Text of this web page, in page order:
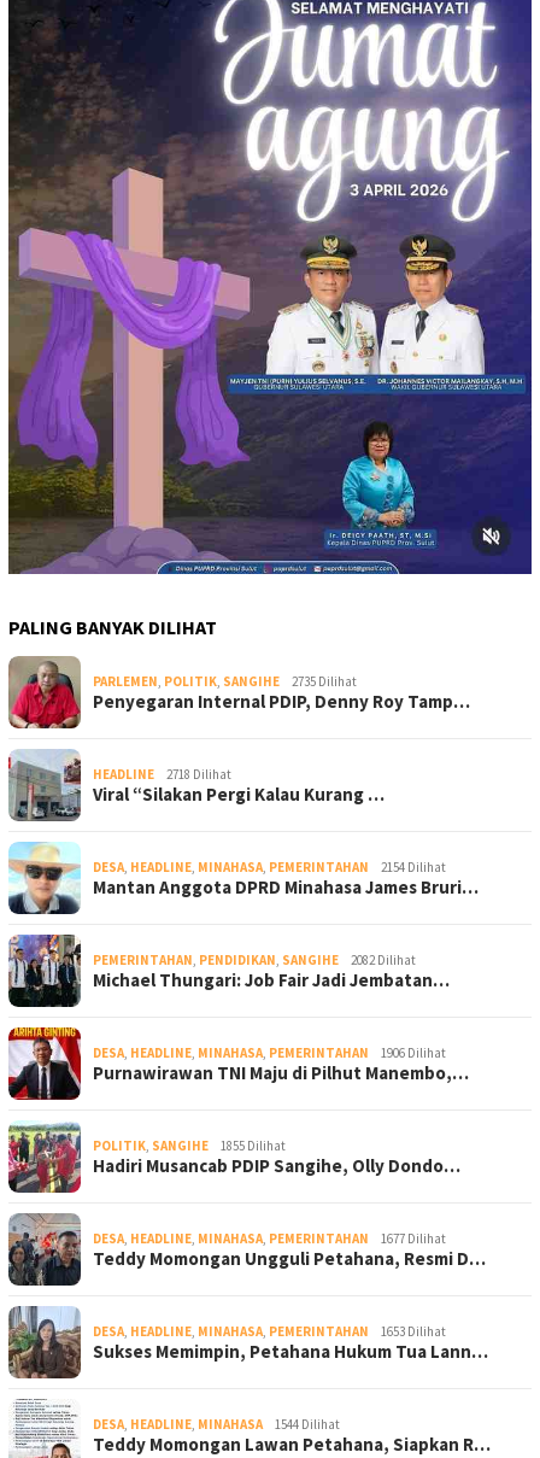
PALING BANYAK DILIHAT
PARLEMEN, POLITIK, SANGIHE 2735 Dilihat
Penyegaran Internal PDIP, Denny Roy Tamp…
HEADLINE 2718 Dilihat
Viral “Silakan Pergi Kalau Kurang …
DESA, HEADLINE, MINAHASA, PEMERINTAHAN 2154 Dilihat
Mantan Anggota DPRD Minahasa James Bruri…
PEMERINTAHAN, PENDIDIKAN, SANGIHE 2082 Dilihat
Michael Thungari: Job Fair Jadi Jembatan…
DESA, HEADLINE, MINAHASA, PEMERINTAHAN 1906 Dilihat
Purnawirawan TNI Maju di Pilhut Manembo,…
POLITIK, SANGIHE 1855 Dilihat
Hadiri Musancab PDIP Sangihe, Olly Dondo…
DESA, HEADLINE, MINAHASA, PEMERINTAHAN 1677 Dilihat
Teddy Momongan Ungguli Petahana, Resmi D…
DESA, HEADLINE, MINAHASA, PEMERINTAHAN 1653 Dilihat
Sukses Memimpin, Petahana Hukum Tua Lann…
DESA, HEADLINE, MINAHASA 1544 Dilihat
Teddy Momongan Lawan Petahana, Siapkan R…